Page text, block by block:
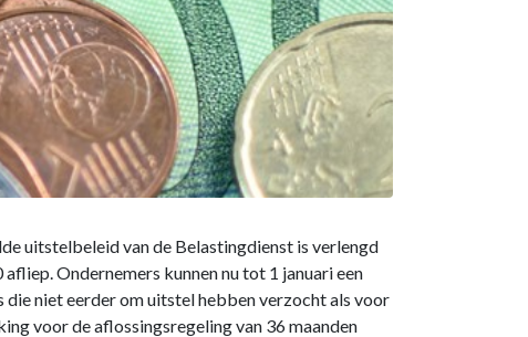
uitstelbeleid van de Belastingdienst is verlengd
Ondernemers kunnen nu tot 1 januari een
niet eerder om uitstel hebben verzocht als voor
voor de aflossingsregeling van 36 maanden